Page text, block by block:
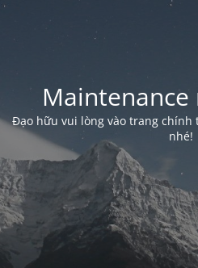
Maintenance
Đạo hữu vui lòng vào trang chính
nhé!